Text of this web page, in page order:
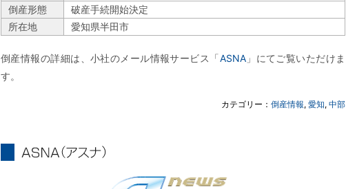
倒産形態
破産手続開始決定
所在地
愛知県半田市
倒産情報の詳細は、小社のメール情報サービス「ASNA」にてご覧いただけま
す。
カテゴリー： 倒産情報, 愛知, 中部